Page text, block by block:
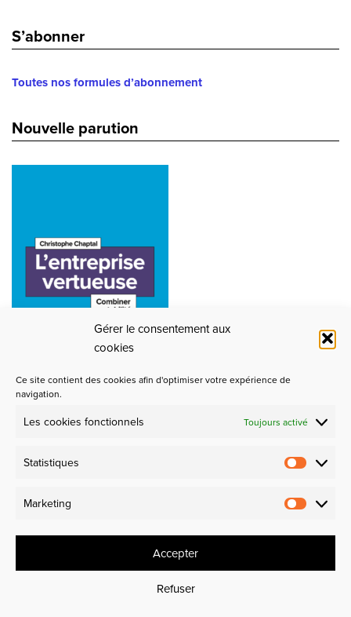
Gérer le consentement aux
cookies
Ce site contient des cookies afin d'optimiser votre expérience de
navigation.
Les cookies fonctionnels Toujours activé
Statistiques
Marketing
Accepter
Refuser
S’abonner
Toutes nos formules d’abonnement
Nouvelle parution